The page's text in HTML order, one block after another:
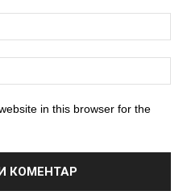
in this browser for the